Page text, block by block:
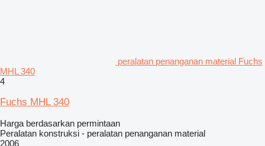
peralatan penanganan material Fuchs
MHL 340
4
Fuchs MHL 340
Harga berdasarkan permintaan
Peralatan konstruksi - peralatan penanganan material
2006